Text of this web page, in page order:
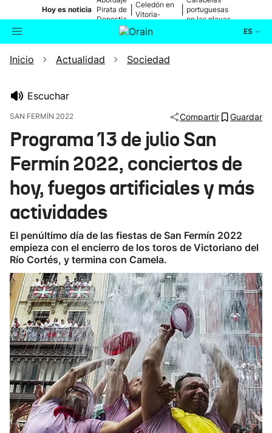
Hoy es noticia Pirata de
Donostia
Celedón en
Vitoria-
portuguesas
en las playas
ES
Buscador Actualidad
Ikusmiran
Eguraldia
Inicio Actualidad Sociedad
Escuchar
SAN FERMÍN 2022 Compartir Guardar
Programa 13 de julio San
Fermín 2022, conciertos de
hoy, fuegos artificiales y más
actividades
El penúltimo día de las fiestas de San Fermín 2022
empieza con el encierro de los toros de Victoriano del
Río Cortés, y termina con Camela.